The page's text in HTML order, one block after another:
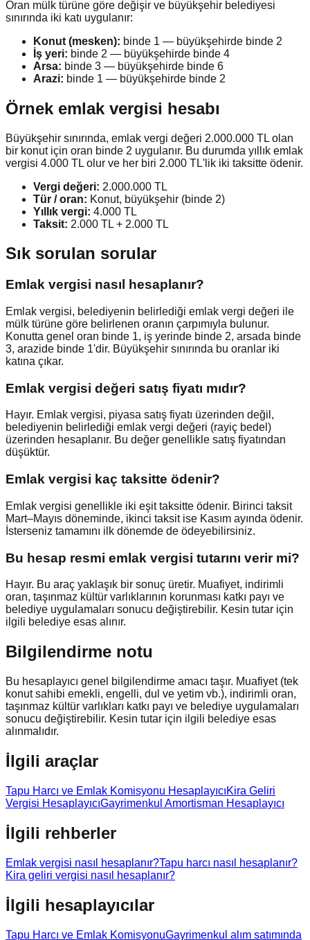
Oran mülk türüne göre değişir ve büyükşehir belediyesi
sınırında iki katı uygulanır:
Konut (mesken): binde 1 — büyükşehirde binde 2
İş yeri: binde 2 — büyükşehirde binde 4
Arsa: binde 3 — büyükşehirde binde 6
Arazi: binde 1 — büyükşehirde binde 2
Örnek emlak vergisi hesabı
Büyükşehir sınırında, emlak vergi değeri 2.000.000 TL olan
bir konut için oran binde 2 uygulanır. Bu durumda yıllık emlak
vergisi 4.000 TL olur ve her biri 2.000 TL'lik iki taksitte ödenir.
Vergi değeri: 2.000.000 TL
Tür / oran: Konut, büyükşehir (binde 2)
Yıllık vergi: 4.000 TL
Taksit: 2.000 TL + 2.000 TL
Sık sorulan sorular
Emlak vergisi nasıl hesaplanır?
Emlak vergisi, belediyenin belirlediği emlak vergi değeri ile
mülk türüne göre belirlenen oranın çarpımıyla bulunur.
Konutta genel oran binde 1, iş yerinde binde 2, arsada binde
3, arazide binde 1'dir. Büyükşehir sınırında bu oranlar iki
katına çıkar.
Emlak vergisi değeri satış fiyatı mıdır?
Hayır. Emlak vergisi, piyasa satış fiyatı üzerinden değil,
belediyenin belirlediği emlak vergi değeri (rayiç bedel)
üzerinden hesaplanır. Bu değer genellikle satış fiyatından
düşüktür.
Emlak vergisi kaç taksitte ödenir?
Emlak vergisi genellikle iki eşit taksitte ödenir. Birinci taksit
Mart–Mayıs döneminde, ikinci taksit ise Kasım ayında ödenir.
İsterseniz tamamını ilk dönemde de ödeyebilirsiniz.
Bu hesap resmi emlak vergisi tutarını verir mi?
Hayır. Bu araç yaklaşık bir sonuç üretir. Muafiyet, indirimli
oran, taşınmaz kültür varlıklarının korunması katkı payı ve
belediye uygulamaları sonucu değiştirebilir. Kesin tutar için
ilgili belediye esas alınır.
Bilgilendirme notu
Bu hesaplayıcı genel bilgilendirme amacı taşır. Muafiyet (tek
konut sahibi emekli, engelli, dul ve yetim vb.), indirimli oran,
taşınmaz kültür varlıkları katkı payı ve belediye uygulamaları
sonucu değiştirebilir. Kesin tutar için ilgili belediye esas
alınmalıdır.
İlgili araçlar
Tapu Harcı ve Emlak Komisyonu HesaplayıcıKira Geliri
Vergisi HesaplayıcıGayrimenkul Amortisman Hesaplayıcı
İlgili rehberler
Emlak vergisi nasıl hesaplanır?Tapu harcı nasıl hesaplanır?
Kira geliri vergisi nasıl hesaplanır?
İlgili hesaplayıcılar
Tapu Harcı ve Emlak KomisyonuGayrimenkul alım satımında